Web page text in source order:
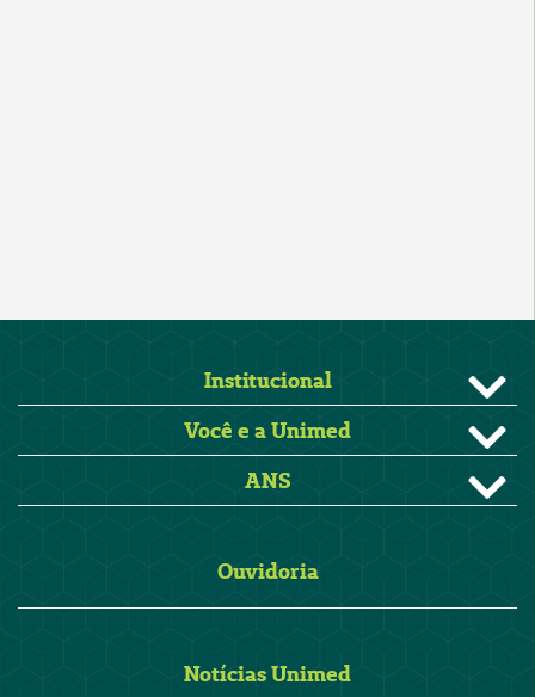
Institucional
Você e a Unimed
ANS
Ouvidoria
Notícias Unimed